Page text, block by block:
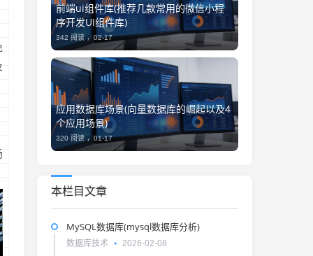
前端ui组件库(推荐几款常用的微信小程
序开发UI组件库)
342 阅读 ，02-17
应用数据库场景(向量数据库的崛起以及4
个应用场景)
320 阅读 ，01-17
本栏目文章
MySQL数据库(mysql数据库分析)
数据库技术 2026-02-08